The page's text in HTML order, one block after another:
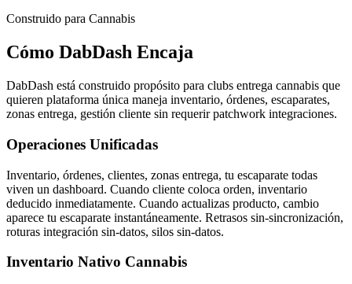
Construido para Cannabis
Cómo DabDash Encaja
DabDash está construido propósito para clubs entrega cannabis que
quieren plataforma única maneja inventario, órdenes, escaparates,
zonas entrega, gestión cliente sin requerir patchwork integraciones.
Operaciones Unificadas
Inventario, órdenes, clientes, zonas entrega, tu escaparate todas
viven un dashboard. Cuando cliente coloca orden, inventario
deducido inmediatamente. Cuando actualizas producto, cambio
aparece tu escaparate instantáneamente. Retrasos sin-sincronización,
roturas integración sin-datos, silos sin-datos.
Inventario Nativo Cannabis